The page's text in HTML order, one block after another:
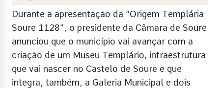
Durante a apresentação da “Origem Templária
Soure 1128”, o presidente da Câmara de Soure
anunciou que o município vai avançar com a
criação de um Museu Templário, infraestrutura
que vai nascer no Castelo de Soure e que
integra, também, a Galeria Municipal e dois